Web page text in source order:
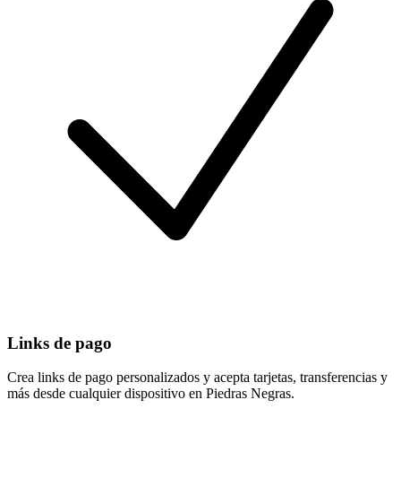
Links de pago
Crea links de pago personalizados y acepta tarjetas, transferencias y
más desde cualquier dispositivo en Piedras Negras.